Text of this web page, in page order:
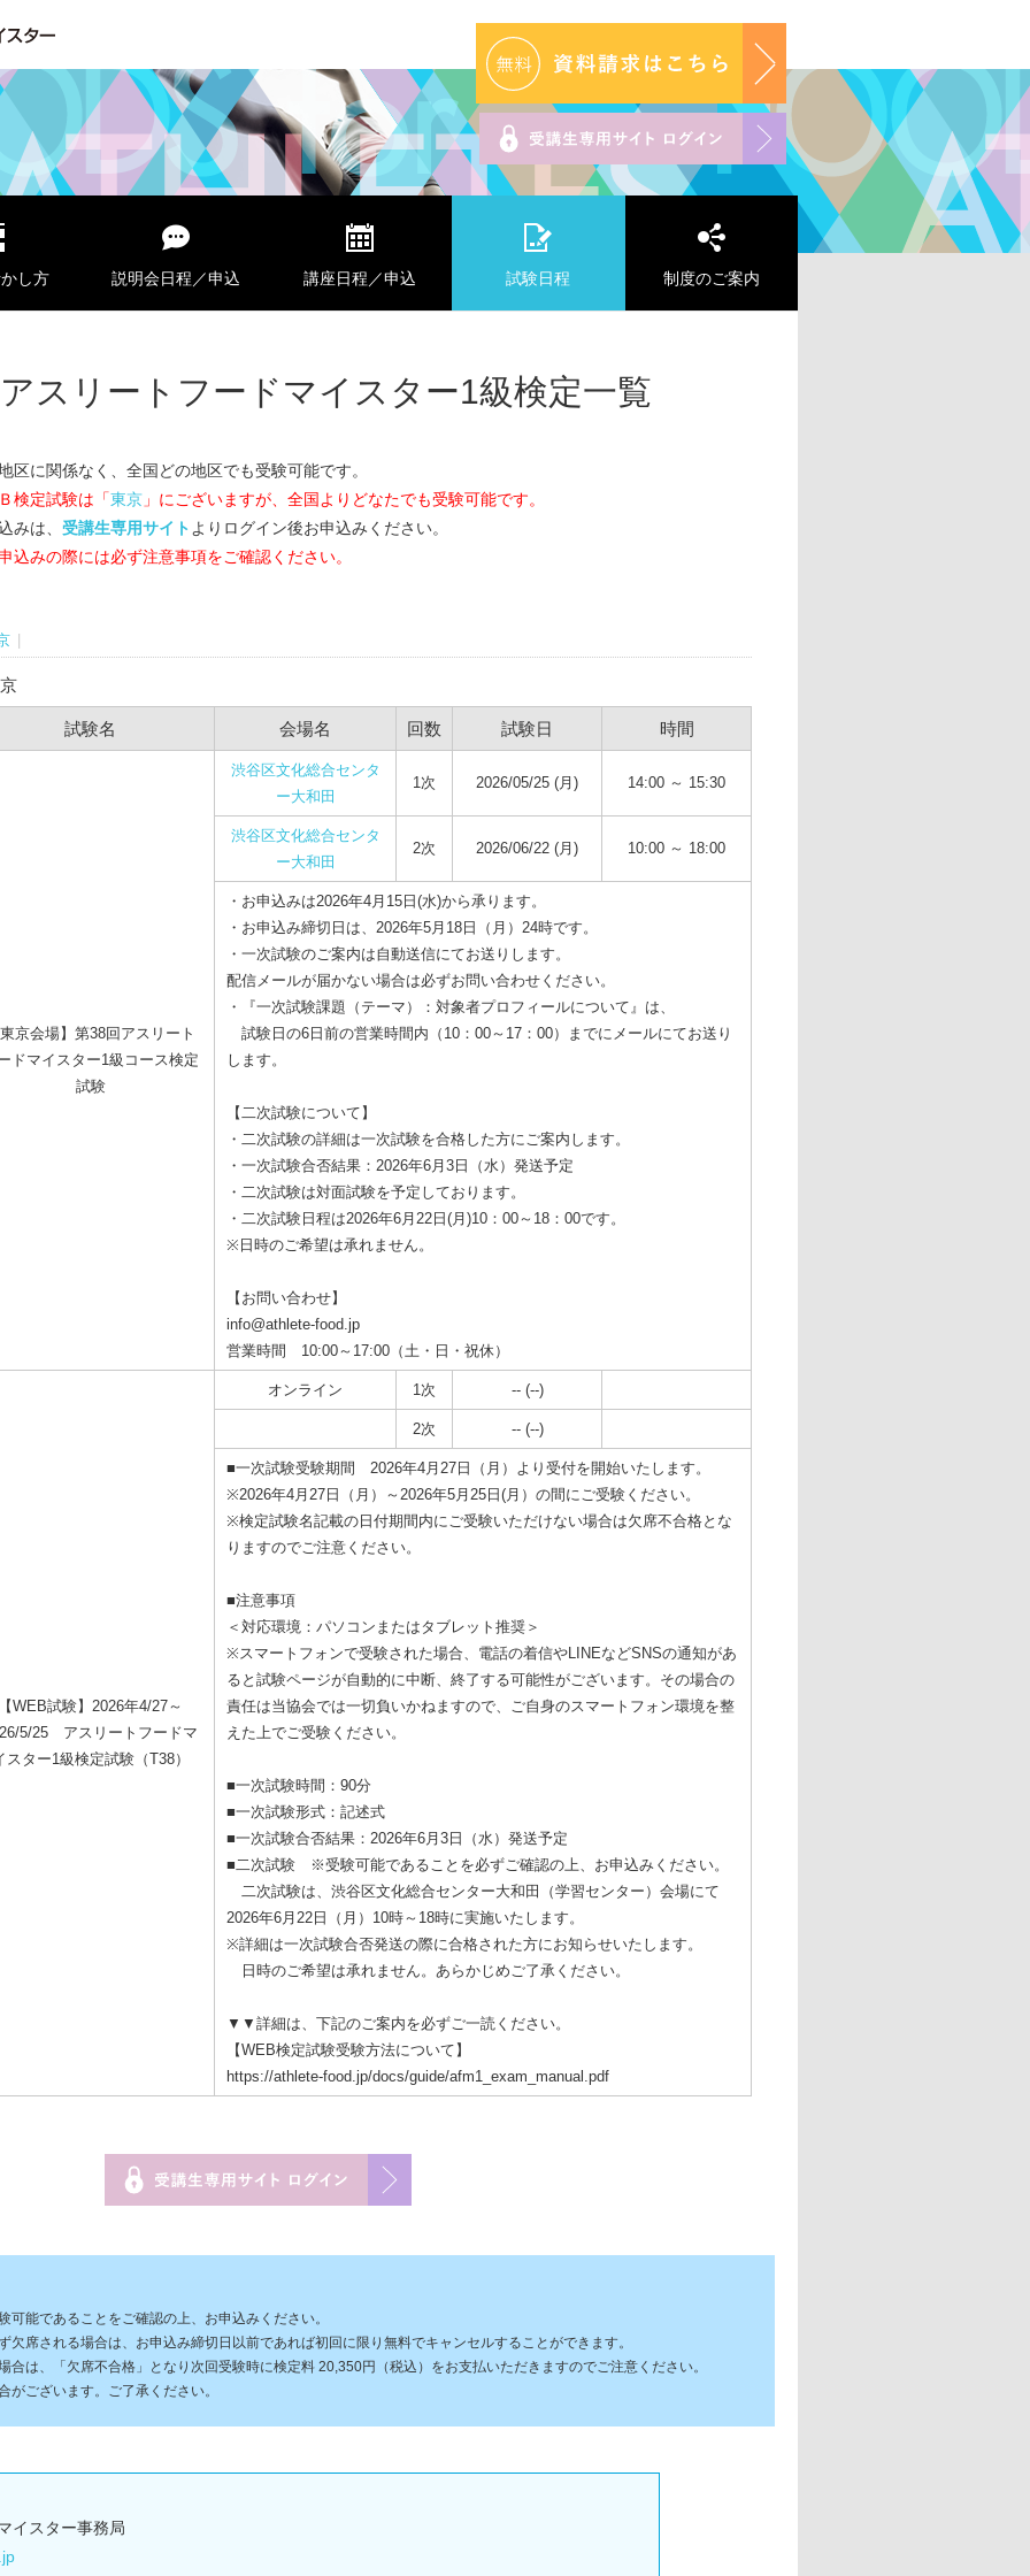
し方 説明会日程／申込 講座日程／申込 試験日程 制度のご案内
アスリートフードマイスター1級検定一覧
区に関係なく、全国どの地区でも受験可能です。
検定試験は「東京 」にございますが、全国よりどなたでも受験可能です。
みは、 受講生専用サイト よりログイン後お申込みください。
込みの際には必ず注意事項をご確認ください。
試験名 会場名 回数 試験日 時間
京会場】第38回アスリート
ドマイスター1級コース検定
試験
渋谷区文化総合センタ
ー大和田
1次 2026/05/25 (月) 14:00 ～ 15:30
渋谷区文化総合センタ
ー大和田
2次 2026/06/22 (月) 10:00 ～ 18:00
・お申込みは2026年4月15日(水)から承ります。
・お申込み締切日は、2026年5月18日（月）24時です。
・一次試験のご案内は自動送信にてお送りします。
配信メールが届かない場合は必ずお問い合わせください。
・『一次試験課題（テーマ）：対象者プロフィールについて』は、
試験日の6日前の営業時間内（10：00～17：00）までにメールにてお送り
します。
【二次試験について】
・二次試験の詳細は一次試験を合格した方にご案内します。
・一次試験合否結果：2026年6月3日（水）発送予定
・二次試験は対面試験を予定しております。
・二次試験日程は2026年6月22日(月)10：00～18：00です。
※日時のご希望は承れません。
【お問い合わせ】
info@athlete-food.jp
営業時間 10:00～17:00（土・日・祝休）
WEB試験】2026年4/27～
5/25 アスリートフードマ
スター1級検定試験（T38）
オンライン 1次 -- (--)
2次 -- (--)
■一次試験受験期間 2026年4月27日（月）より受付を開始いたします。
※2026年4月27日（月）～2026年5月25日(月）の間にご受験ください。
※検定試験名記載の日付期間内にご受験いただけない場合は欠席不合格とな
りますのでご注意ください。
■注意事項
＜対応環境：パソコンまたはタブレット推奨＞
※スマートフォンで受験された場合、電話の着信やLINEなどSNSの通知があ
ると試験ページが自動的に中断、終了する可能性がございます。その場合の
責任は当協会では一切負いかねますので、ご自身のスマートフォン環境を整
えた上でご受験ください。
■一次試験時間：90分
■一次試験形式：記述式
■一次試験合否結果：2026年6月3日（水）発送予定
■二次試験 ※受験可能であることを必ずご確認の上、お申込みください。
二次試験は、渋谷区文化総合センター大和田（学習センター）会場にて
2026年6月22日（月）10時～18時に実施いたします。
※詳細は一次試験合否発送の際に合格された方にお知らせいたします。
日時のご希望は承れません。あらかじめご了承ください。
▼▼詳細は、下記のご案内を必ずご一読ください。
【WEB検定試験受験方法について】
https://athlete-food.jp/docs/guide/afm1_exam_manual.pdf
能であることをご確認の上、お申込みください。
欠席される場合は、お申込み締切日以前であれば初回に限り無料でキャンセルすることができます。
合は、「欠席不合格」となり次回受験時に検定料 20,350円（税込）をお支払いただきますのでご注意ください。
ございます。ご了承ください。
イスター事務局